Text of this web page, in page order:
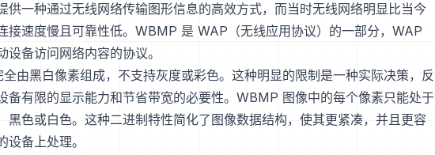
供一种通过无线网络传输图形信息的高效方式，而当时无线网络明显比当今
接速度慢且可靠性低。WBMP 是 WAP（无线应用协议）的一部分，WAP
设备访问网络内容的协议。
由黑白像素组成，不支持灰度或彩色。这种明显的限制是一种实际决策，反
备有限的显示能力和节省带宽的必要性。WBMP 图像中的每个像素只能处于
黑色或白色。这种二进制特性简化了图像数据结构，使其更紧凑，并且更容
设备上处理。